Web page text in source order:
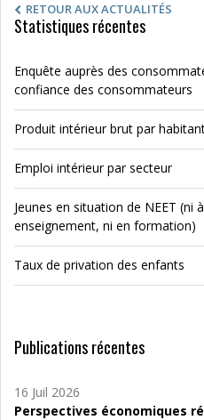
RETOUR AUX ACTUALITÉS
Statistiques récentes
Enquête auprès des
confiance des consommateurs
Produit intérieur brut par
Emploi intérieur par secteur
Jeunes en situation de NEET (ni
enseignement, ni en formation)
Taux de privation des enfants
Publications récentes
16 Juil 2026
Perspectives économiques